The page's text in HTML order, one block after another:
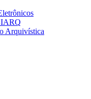
Arquivística